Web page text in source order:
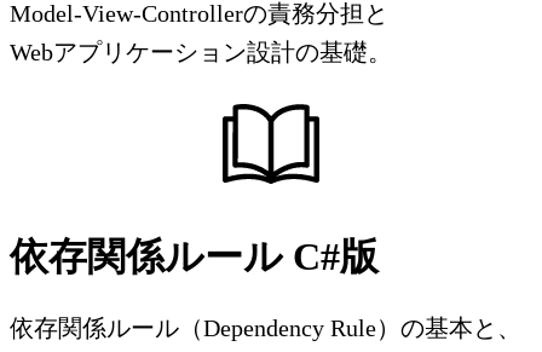
Model-View-Controllerの責務分担と
Webアプリケーション設計の基礎。
依存関係ルール C#版
依存関係ルール（Dependency Rule）の基本と、